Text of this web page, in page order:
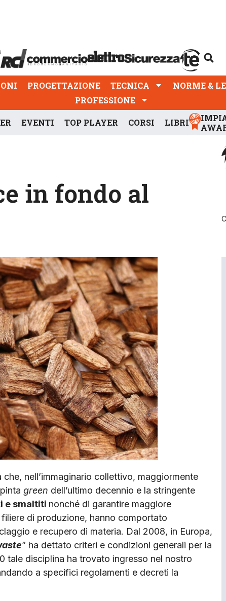
PROGETTAZIONE TECNICA NORME &
PROFESSIONE
EVENTI TOP PLAYER CORSI LIBRI
in fondo al
nell’immaginario collettivo, maggiormente
green dell’ultimo decennio e la stringente
e smaltiti nonché di garantire maggiore
di produzione, hanno comportato
e recupero di materia. Dal 2008, in Europa,
” ha dettato criteri e condizioni generali per la
tale disciplina ha trovato ingresso nel nostro
a specifici regolamenti e decreti la